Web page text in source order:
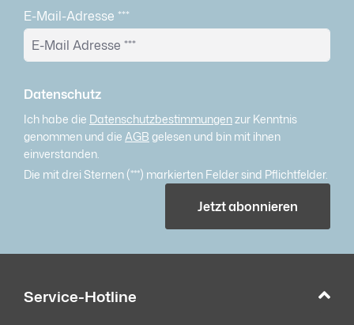
E-Mail-Adresse ***
Datenschutz
Ich habe die Datenschutzbestimmungenzur Kenntnis
genommen und die AGB gelesen und bin mit ihnen
einverstanden.
Die mit drei Sternen (***) markierten Felder sind Pflichtfelder.
Jetzt abonnieren
Service-Hotline